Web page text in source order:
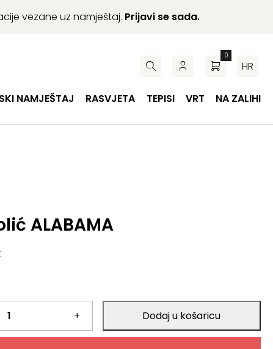
vezane uz namještaj. Prijavi se sada.
0
HR
NAMJEŠTAJ RASVJETA TEPISI VRT NA ZALIHI
ALABAMA
+ Dodaj u košaricu